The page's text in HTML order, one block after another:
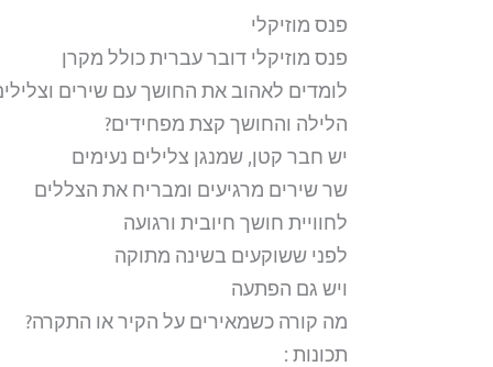
פנס מוזיקלי
פנס מוזיקלי דובר עברית כולל מקרן
לומדים לאהוב את החושך עם שירים
הלילה והחושך קצת מפחידים?
יש חבר קטן, שמנגן צלילים נעימים
שר שירים מרגיעים ומבריח את הצללים
לחוויית חושך חיובית ורגועה
לפני ששוקעים בשינה מתוקה
ויש גם הפתעה
מה קורה כשמאירים על הקיר או התקרה?
תכונות :